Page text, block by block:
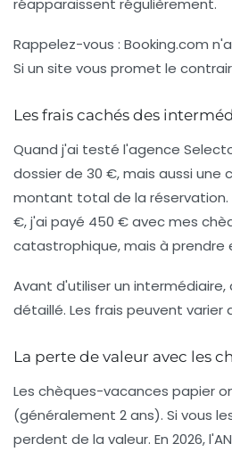
Rappelez-vous : Booking.com
Si un site vous promet le
Les frais cachés des
Quand j'ai testé l'agence
dossier de 30 €, mais aussi une
montant total de la réservation.
€, j'ai payé 450 € avec mes
catastrophique, mais à prendre
Avant d'utiliser un
détaillé. Les frais peuvent varier
La perte de valeur avec les
Les chèques-vacances papier
(généralement 2 ans). Si vous
perdent de la valeur. En 2026,